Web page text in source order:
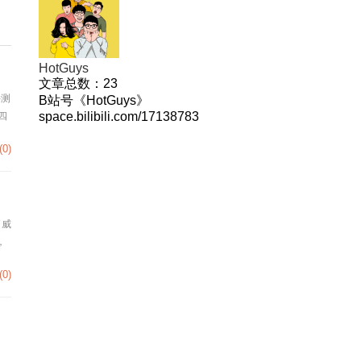
(0)
(0)
HotGuys
文章总数： 23
B站号《HotGuys》
space.bilibili.com/17138783